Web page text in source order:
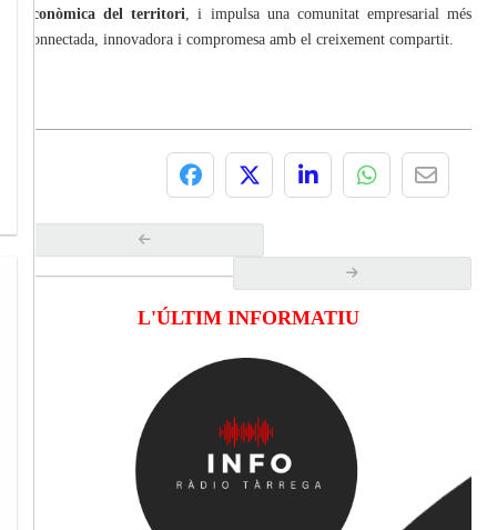
econòmica del territori , i impulsa una comunitat empresarial més
connectada, innovadora i compromesa amb el creixement compartit.
L'ÚLTIM INFORMATIU